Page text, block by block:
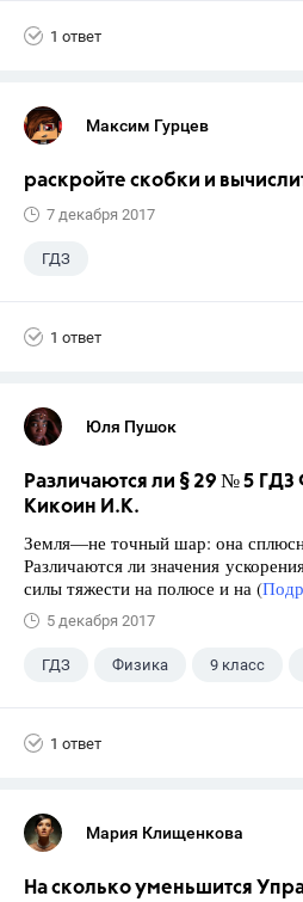
1 ответ
Максим Гурцев
раскройте скобки и
7 декабря 2017
ГДЗ
1 ответ
Юля Пушок
Различаются ли § 29 № 5 ГДЗ
Кикоин И.К.
Земля—не точный шар: она
Различаются ли значения
силы тяжести на полюсе и на (
5 декабря 2017
ГДЗ Физика 9 класс
1 ответ
Мария Клищенкова
На сколько уменьшится